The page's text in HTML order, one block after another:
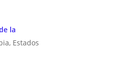
la
Estados